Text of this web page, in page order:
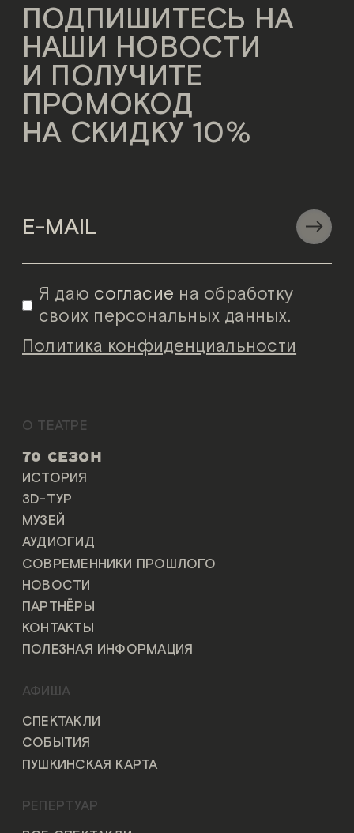
ПОДПИШИТЕСЬ НА
НАШИ НОВОСТИ
И ПОЛУЧИТЕ
ПРОМОКОД
НА СКИДКУ 10%
Я даю согласие на обработку
своих персональных данных.
Политика конфиденциальности
О ТЕАТРЕ
70 СЕЗОН
ИСТОРИЯ
3D-ТУР
МУЗЕЙ
АУДИОГИД
СОВРЕМЕННИКИ ПРОШЛОГО
НОВОСТИ
ПАРТНЁРЫ
КОНТАКТЫ
ПОЛЕЗНАЯ ИНФОРМАЦИЯ
АФИША
СПЕКТАКЛИ
СОБЫТИЯ
ПУШКИНСКАЯ КАРТА
РЕПЕРТУАР